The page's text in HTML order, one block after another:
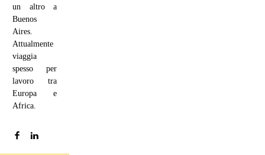
un altro a
Buenos
Aires.
Attualmente
viaggia
spesso per
lavoro tra
Europa e
Africa.